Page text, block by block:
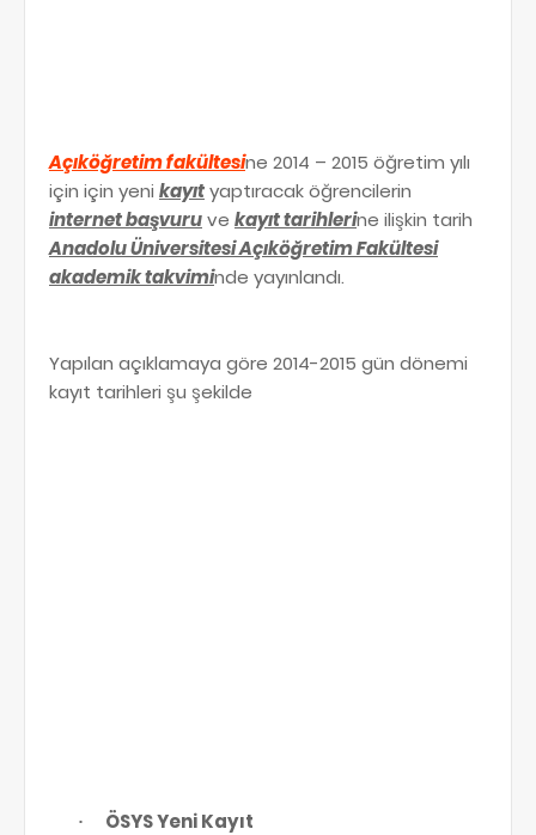
Açıköğretim fakültesine 2014 – 2015 öğretim yılı
için için yeni kayıtyaptıracak öğrencilerin
internet başvuruve kayıt tarihlerine ilişkin tarih
Anadolu Üniversitesi Açıköğretim Fakültesi
akademik takviminde yayınlandı.
Yapılan açıklamaya göre 2014-2015 gün dönemi
kayıt tarihleri şu şekilde
· ÖSYS Yeni Kayıt